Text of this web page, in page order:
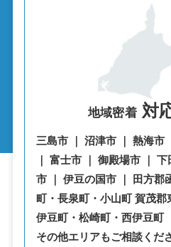
地域密着対
三島市 ｜ 沼津市 ｜ 熱海市
｜ 富士市 ｜ 御殿場市 ｜
市 ｜ 伊豆の国市 ｜ 田方郡
町・⾧泉町・小山町 賀茂
伊豆町・松崎町・西伊豆町
その他エリアもご相談くだ